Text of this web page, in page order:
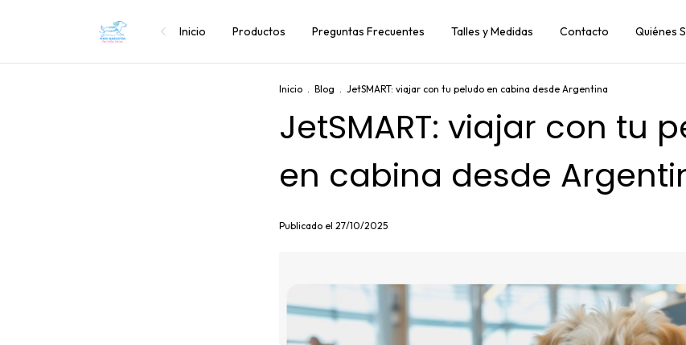
Inicio Productos Preguntas Frecuentes Talles y Medidas Contacto Quiénes
Inicio . Blog . JetSMART: viajar con tu peludo en cabina desde Argentina
JetSMART: viajar con tu
en cabina desde
Publicado el 27/10/2025